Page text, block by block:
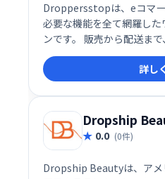
Droppersstopは、eコマ
必要な機能を全て網羅し
ンです。 販売から配送ま
スの成長をサポートしま
スムーズな運営を実現。ド
を成功に導くための強力
詳し
Dropship
0.0 (0件)
Dropship Beautyは、アメ